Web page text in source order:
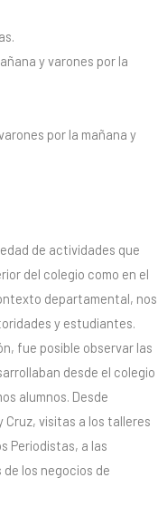
y varones por la
por la mañana y
de actividades que
del colegio como en el
departamental, nos
y estudiantes.
fue posible observar las
desde el colegio
alumnos. Desde
Cruz, visitas a los talleres
Periodistas, a las
los negocios de